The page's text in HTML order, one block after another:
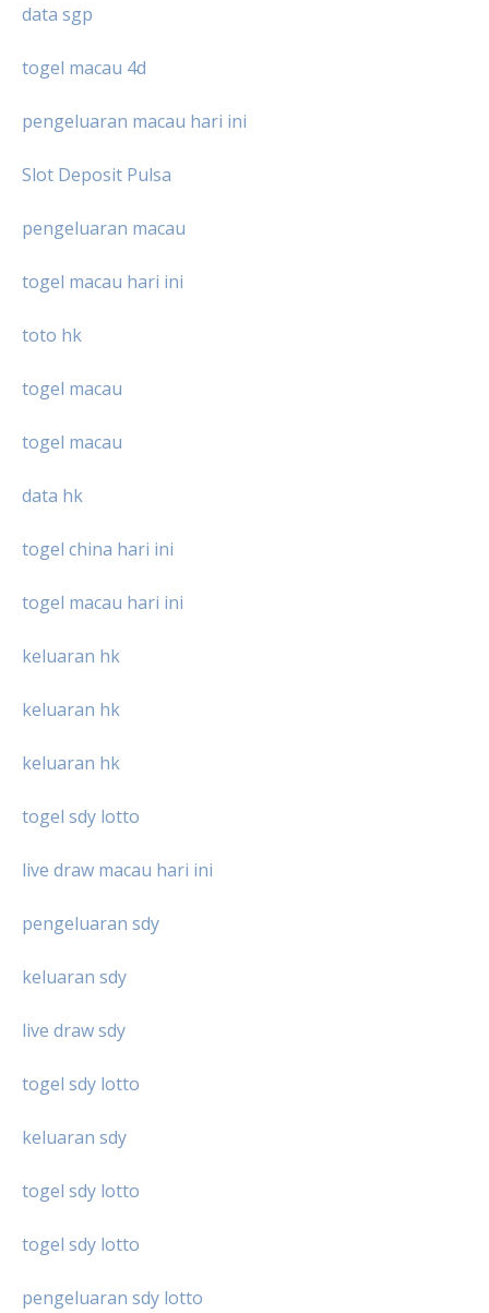
data sgp
togel macau 4d
pengeluaran macau hari ini
Slot Deposit Pulsa
pengeluaran macau
togel macau hari ini
toto hk
togel macau
togel macau
data hk
togel china hari ini
togel macau hari ini
keluaran hk
keluaran hk
keluaran hk
togel sdy lotto
live draw macau hari ini
pengeluaran sdy
keluaran sdy
live draw sdy
togel sdy lotto
keluaran sdy
togel sdy lotto
togel sdy lotto
pengeluaran sdy lotto